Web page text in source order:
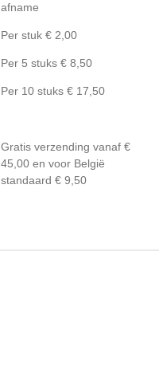
afname
Per stuk € 2,00
Per 5 stuks € 8,50
Per 10 stuks € 17,50
Gratis verzending vanaf €
45,00 en voor België
standaard € 9,50